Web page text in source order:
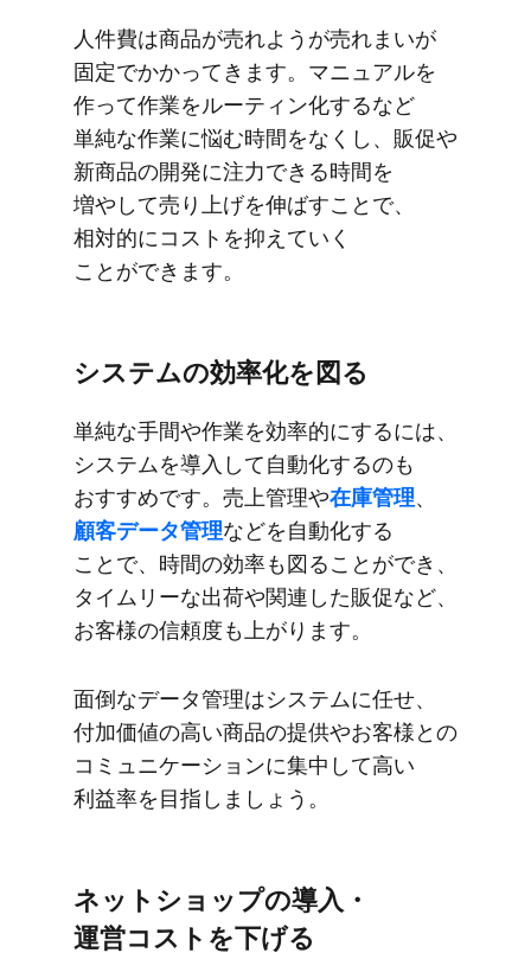
人件費は​商品が​売れようが​売れまいが​
固定で​かかってきます。​マニュアルを​
作って​作業を​ルーティン化するなど​
単純な​作業に​悩む時間を​なくし、​販促や​
新商品の​開発に​注力できる​時間を​
増やして​売り上げを​伸ばす​ことで、​
相対的に​コストを​抑えていく​
ことができます。
システムの​効率化を​図る
単純な​手間や​作業を​効率的に​するには、​
システムを​導入して​自動化するのも​
おすすめです。​売上管理や​在庫管理、
顧客データ管理などを​自動化する​
ことで、​時間の​効率も​図る​ことができ、​
タイムリーな​出荷や​関連した​販促など、​
お客様の​信頼度も​上がります。
面倒な​データ管理は​システムに​任せ、​
付加価値の​高い​商品の​提供や​お客様との​
コミュニケーションに​集中して​高い​
利益率を​目指しましょう。
ネットショップの​導入・
運営コストを​下げる